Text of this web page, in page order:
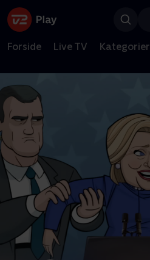
Forside Live TV Kategorier